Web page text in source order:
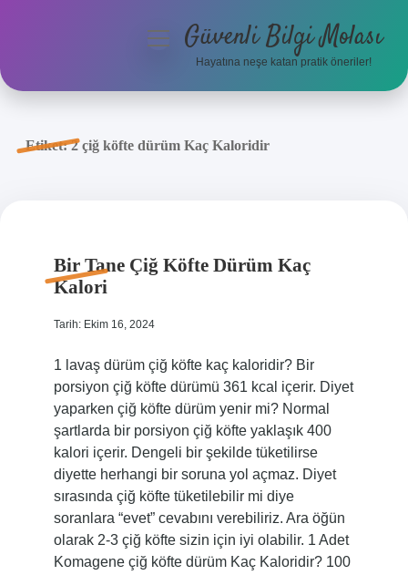
Anasayfa
menüyüGüvenli Bilgi Molası
Hayatına neşe katan pratik öneriler!
Etiket:2 çiğ köfte dürüm Kaç Kaloridir
Bir Tane Çiğ Köfte Dürüm Kaç
Kalori
Tarih: Ekim 16, 2024
1 lavaş dürüm çiğ köfte kaç kaloridir? Bir
porsiyon çiğ köfte dürümü 361 kcal içerir. Diyet
yaparken çiğ köfte dürüm yenir mi? Normal
şartlarda bir porsiyon çiğ köfte yaklaşık 400
kalori içerir. Dengeli bir şekilde tüketilirse
diyette herhangi bir soruna yol açmaz. Diyet
sırasında çiğ köfte tüketilebilir mi diye
soranlara “evet” cevabını verebiliriz. Ara öğün
olarak 2-3 çiğ köfte sizin için iyi olabilir. 1 Adet
Komagene çiğ köfte dürüm Kaç Kaloridir? 100